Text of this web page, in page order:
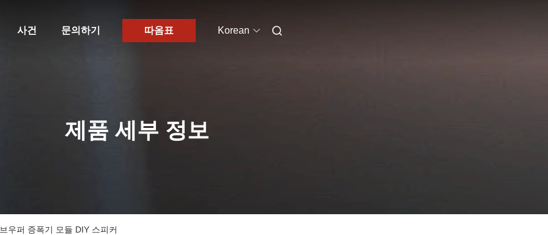
사건 문의하기 따옴표 Korean
제품 세부 정보
우퍼 증폭기 모듈 DIY 스피커